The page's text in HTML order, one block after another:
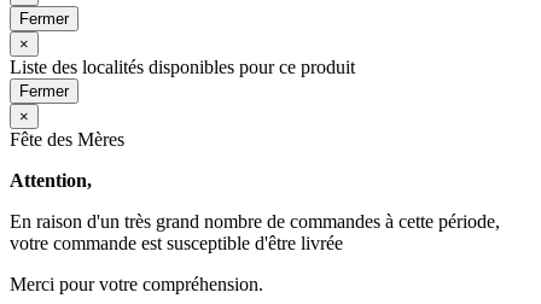
Fermer
×
Liste des localités disponibles pour ce produit
Fermer
×
Fête des Mères
Attention,
En raison d'un très grand nombre de commandes à cette période,
votre commande est susceptible d'être livrée
Merci pour votre compréhension.